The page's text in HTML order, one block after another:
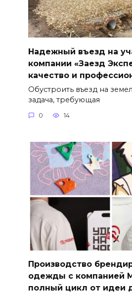
Надежный въезд на
компании «Заезд
качество и
Обустроить въезд на
задача, требующая
0 14
Производство
одежды с компанией
полный цикл от идеи